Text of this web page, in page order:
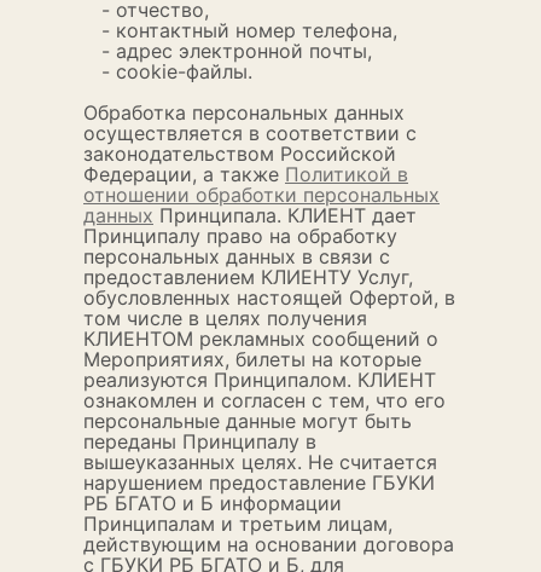
- отчество,
- контактный номер телефона,
- адрес электронной почты,
- cookie-файлы.
Обработка персональных данных
осуществляется в соответствии с
законодательством Российской
Федерации, а также Политикой в
отношении обработки персональных
данных Принципала. КЛИЕНТ дает
Принципалу право на обработку
персональных данных в связи с
предоставлением КЛИЕНТУ Услуг,
обусловленных настоящей Офертой, в
том числе в целях получения
КЛИЕНТОМ рекламных сообщений о
Мероприятиях, билеты на которые
реализуются Принципалом. КЛИЕНТ
ознакомлен и согласен с тем, что его
персональные данные могут быть
переданы Принципалу в
вышеуказанных целях. Не считается
нарушением предоставление ГБУКИ
РБ БГАТО и Б информации
Принципалам и третьим лицам,
действующим на основании договора
с ГБУКИ РБ БГАТО и Б, для